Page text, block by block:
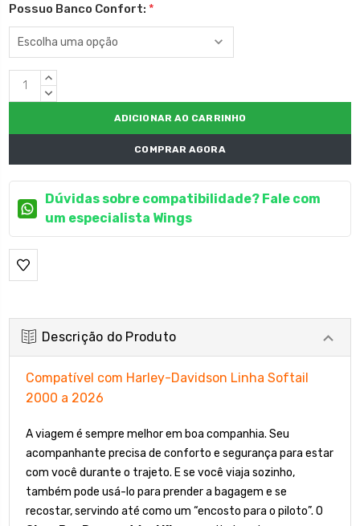
Possuo Banco Confort: *
EstoqueQUANTIDADE
CRESCENTE:
QUANTIDADE
COMPRAR AGORA
Dúvidas sobre compatibilidade? Fale com
um especialista Wings
Descrição do Produto
Compatível com Harley-Davidson Linha Softail
2000 a 2026
A viagem é sempre melhor em boa companhia. Seu
acompanhante precisa de conforto e segurança para estar
com você durante o trajeto. E se você viaja sozinho,
também pode usá-lo para prender a bagagem e se
recostar, servindo até como um “encosto para o piloto”. O